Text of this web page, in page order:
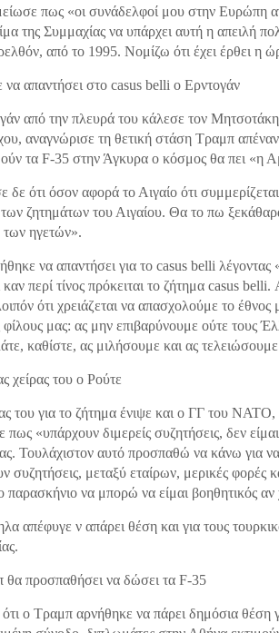
πως «οι συνάδελφοί μου στην Ευρώπη
της Συμμαχίας να υπάρχει αυτή η απειλή
από το 1995. Νομίζω ότι έχει έρθει η
απαντήσει στο casus belli ο Ερντογάν
από την πλευρά του κάλεσε τον
αναγνώρισε τη θετική στάση Τραμπ
τα F-35 στην Άγκυρα ο κόσμος θα πει «η
δε ότι όσον αφορά το Αιγαίο ότι
ζητημάτων του Αιγαίου. Θα το πω
ηγετών».
να απαντήσει για το casus belli λέγοντας
καν περί τίνος πρόκειται το ζήτημα casus
ότι χρειάζεται να απασχολούμε το
μας: ας μην επιβαρύνουμε ούτε τους
καθίστε, ας μιλήσουμε και ας
χείρας του ο Ρούτε
του για το ζήτημα ένιψε και ο ΓΓ του
πως «υπάρχουν διμερείς συζητήσεις, δεν
Τουλάχιστον αυτό προσπαθώ να κάνω για
συζητήσεις, μεταξύ εταίρων, μερικές φορές
παρασκήνιο να μπορώ να είμαι βοηθητικός αν
απέφυγε ν απάρει θέση και για τους
προσπαθήσει να δώσει τα F-35
ο Τραμπ αρνήθηκε να πάρει δημόσια θέση